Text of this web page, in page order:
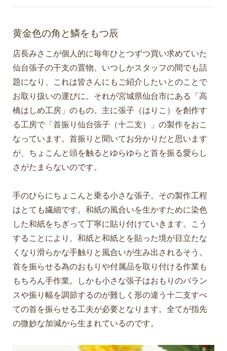
黄金色の角と鱗をもつ辰
店長みさこが個人的に毎年ひとつずつ買い求めていた
仙台張子の干支の置物。いつしかスタッフの間でも話
題になり、これは皆さんにもご紹介したいとのことで
お取り扱いの運びに。それが宮城県仙台市にある「高
橋はしめ工房」のもの。主に張子（はりこ）を創作す
る工房で「首振り仙台張子（十二支）」の製作をおこ
なっています。首振りと聞いてお分かりだと思います
が、ちょこんと頭を触るとゆらゆらと首を振る愛らし
さがたまらないのです。
手のひらにちょこんと乗る小さな張子。その製作工程
はとても繊細です。和紙の風合いを生かすために染色
した和紙をちぎって丁寧に貼り付けていきます。こう
することにより、和紙と和紙とを貼った境が目立たな
くなり滑らかな手触りと風合いが生み出されるそう。
首を振らせる為のおもりや付属品を取り付ける作業も
もちろん手作業。しかも小さな張子はおもりのバラン
スや振り幅を調節するのが難しく形の違う十二支すべ
ての首を振らせる工夫が必要となります。全てが指先
の微妙な加減から生まれているのです。